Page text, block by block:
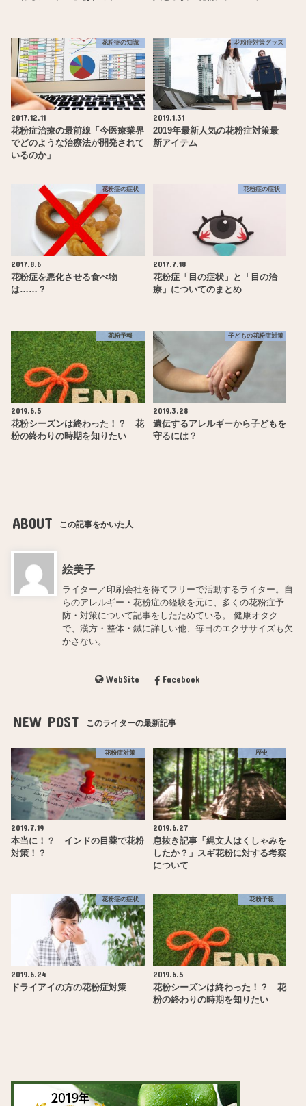
花粉症の知識
2017.12.11
花粉症治療の最前線「今医療業界
でどのような治療法が開発されて
いるのか」
花粉症対策グッズ
2019.1.31
2019年最新人気の花粉症対策最
新アイテム
花粉症の症状
2017.8.6
花粉症を悪化させる食べ物
は……？
花粉症の症状
2017.7.18
花粉症「目の症状」と「目の治
療」についてのまとめ
花粉予報
2019.6.5
花粉シーズンは終わった！？ 花
粉の終わりの時期を知りたい
子どもの花粉症対策
2019.3.28
遺伝するアレルギーから子どもを
守るには？
ABOUT この記事をかいた人
絵美子
ライター／印刷会社を得てフリーで活動するライター。自
らのアレルギー・花粉症の経験を元に、多くの花粉症予
防・対策について記事をしたためている。 健康オタク
で、漢方・整体・鍼に詳しい他、毎日のエクササイズも欠
かさない。
WebSite Facebook
NEW POST このライターの最新記事
花粉症対策
2019.7.19
本当に！？ インドの目薬で花粉
対策！？
歴史
2019.6.27
息抜き記事「縄文人はくしゃみを
したか？」スギ花粉に対する考察
について
花粉症の症状
2019.6.24
ドライアイの方の花粉症対策
花粉予報
2019.6.5
花粉シーズンは終わった！？ 花
粉の終わりの時期を知りたい